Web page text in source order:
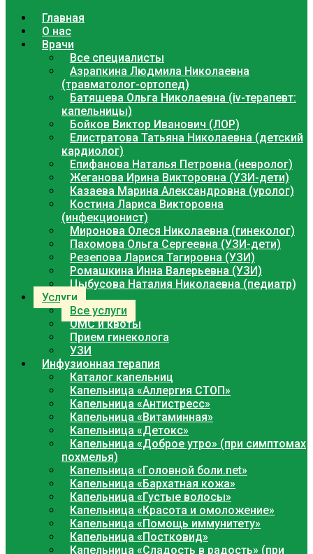
Главная
О нас
Врачи
Все специалисты
Азрапкина Людмила Николаевна
(травматолог-ортопед)
Батяшева Ольга Николаевна (iv-терапевт:
капельницы)
Бойков Виктор Иванович (ЛОР)
Елистратова Татьяна Николаевна (детский
кардиолог)
Епифанова Наталья Петровна (невролог)
Жеганова Ирина Викторовна (УЗИ-дети)
Казаева Марина Александровна (уролог)
Костина Лариса Викторовна
(инфекционист)
Миронова Олеся Николаевна (гинеколог)
Пахомова Ольга Сергеевна (УЗИ-дети)
Резепова Ларися Тагировна (УЗИ)
Ромашкина Инна Валерьевна (УЗИ)
Цыбусова Наталия Николаевна (педиатр)
Услуги
Все услуги
ОМС и квоты
Прием гинеколога
УЗИ
Инфузионная терапия
Каталог капельниц
Капельница «Аллергия СТОП»
Капельница «Антистресс»
Капельница «Витаминная»
Капельница «Детокс»
Капельница «Доброе утро» (при симптомах
похмелья)
Капельница «Головной боли.net»
Капельница «Бархатная кожа»
Капельница «Густые волосы»
Капельница «Красота и омоложение»
Капельница «Помощь иммунитету»
Капельница «Постковид»
Капельница «Сладость в радость» (при